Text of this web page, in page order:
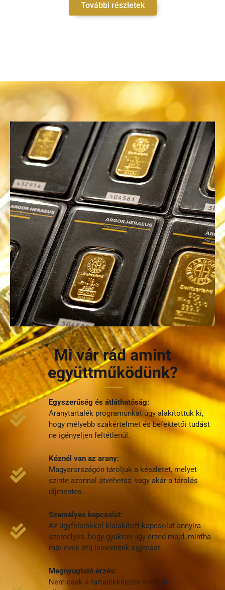
További részletek
Mi vár rád amint
együttműködünk?
Egyszerűség és átláthatóság:
Aranytartalék programunkat úgy alakítottuk ki,
hogy mélyebb szakértelmet és befektetői tudást
ne igényeljen feltétlenül.
Kéznél van az arany:
Magyarországon tároljuk a készletet, melyet
szinte azonnal átvehetsz, vagy akár a tárolás
díjmentes.
Személyes kapcsolat:
Az ügyfeleinkkel kialakított kapcsolat annyira
személyes, hogy gyakran úgy érzed majd, mintha
már évek óta ismernénk egymást.
Megnyugtató érzés:
Nem csak a tartalékképzés melletti